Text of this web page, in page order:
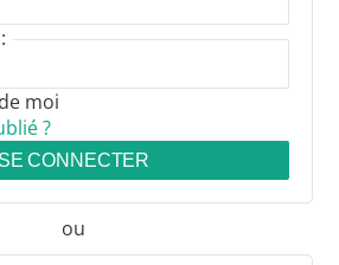
moi
?
SE CONNECTER
ou